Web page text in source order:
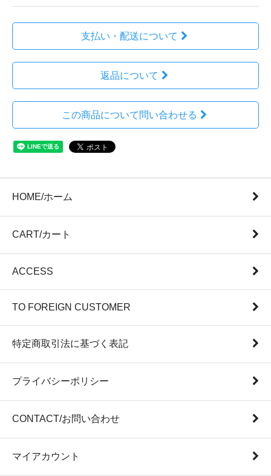
支払い・配送について
返品について
この商品について問い合わせる
HOME/ホーム
CART/カート
ACCESS
TO FOREIGN CUSTOMER
特定商取引法に基づく表記
プライバシーポリシー
CONTACT/お問い合わせ
マイアカウント